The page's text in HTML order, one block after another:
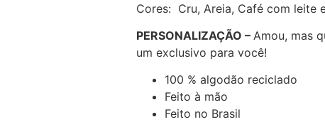
Cores: Cru, Areia, Café com leite
PERSONALIZAÇÃO – Amou, mas
um exclusivo para você!
100 % algodão reciclado
Feito à mão
Feito no Brasil